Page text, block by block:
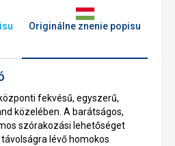
Originálne znenie popisu
fekvésű, egyszerű,
közelében. A barátságos,
szórakozási lehetőséget
lévő homokos